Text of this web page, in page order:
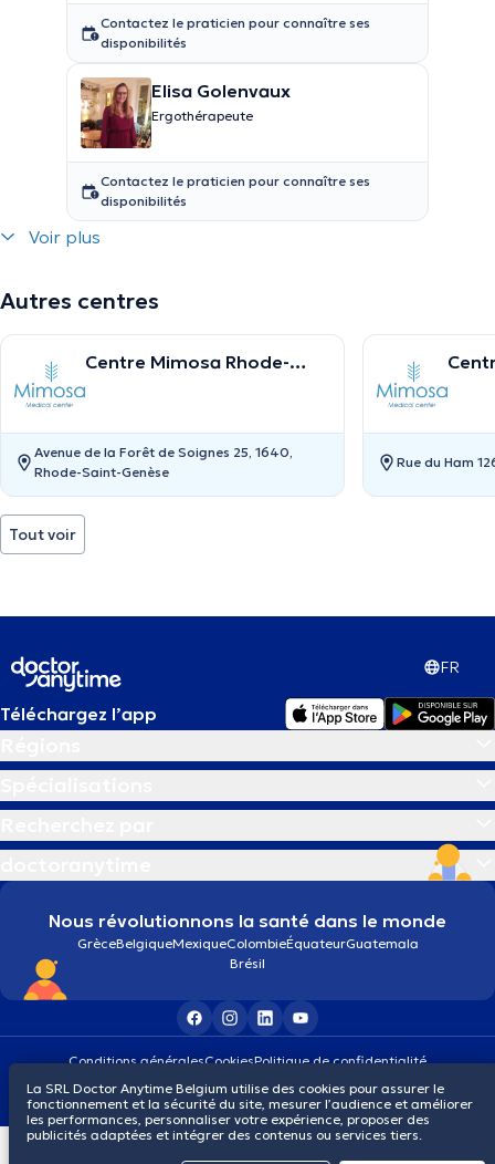
Contactez le praticien pour connaître ses
disponibilités
Elisa Golenvaux
Ergothérapeute
Contactez le praticien pour connaître ses
disponibilités
Voir plus
Autres centres
Centre Mimosa Rhode-
Avenue de la Forêt de Soignes 25, 1640,
Rhode-Saint-Genèse
Rue du Ham
Tout voir
FR
Téléchargez l’app
Nous révolutionnons la santé dans le monde
GrèceBelgiqueMexiqueColombieÉquateurGuatemala
Brésil
Conditions généralesCookiesPolitique de confidentialité
La SRL Doctor Anytime Belgium utilise des cookies pour assurer le
fonctionnement et la sécurité du site, mesurer l’audience et améliorer
les performances, personnaliser votre expérience, proposer des
publicités adaptées et intégrer des contenus ou services tiers.